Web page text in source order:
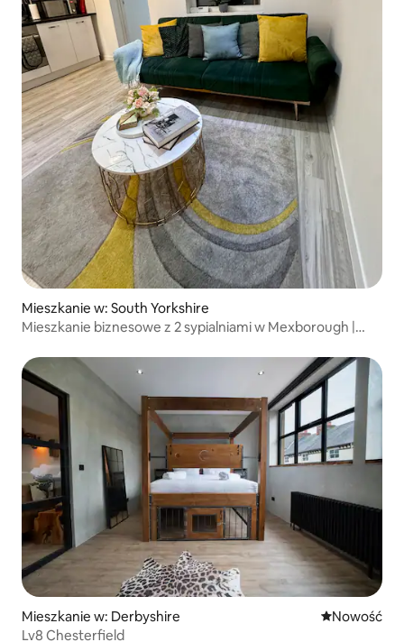
Mieszkanie w: South Yorkshire
Mieszkanie biznesowe z 2 sypialniami w Mexborough |
Mieszkanie w: Derbyshire Nowe
Nowość
Lv8 Chesterfield